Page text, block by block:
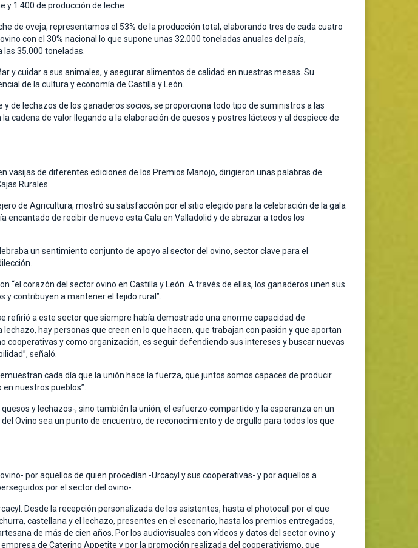
y 1.400 de producción de leche
de oveja, representamos el 53% de la producción total, elaborando tres de cada cuatro
con el 30% nacional lo que supone unas 32.000 toneladas anuales del país,
35.000 toneladas.
y cuidar a sus animales, y asegurar alimentos de calidad en nuestras mesas. Su
de la cultura y economía de Castilla y León.
de lechazos de los ganaderos socios, se proporciona todo tipo de suministros a las
cadena de valor llegando a la elaboración de quesos y postres lácteos y al despiece de
vasijas de diferentes ediciones de los Premios Manojo, dirigieron unas palabras de
Rurales.
de Agricultura, mostró su satisfacción por el sitio elegido para la celebración de la gala
de recibir de nuevo esta Gala en Valladolid y de abrazar a todos los
un sentimiento conjunto de apoyo al sector del ovino, sector clave para el
corazón del sector ovino en Castilla y León. A través de ellas, los ganaderos unen sus
y contribuyen a mantener el tejido rural”.
refirió a este sector que siempre había demostrado una enorme capacidad de
hay personas que creen en lo que hacen, que trabajan con pasión y que aportan
cooperativas y como organización, es seguir defendiendo sus intereses y buscar nuevas
señaló.
cada día que la unión hace la fuerza, que juntos somos capaces de producir
nuestros pueblos”.
y lechazos-, sino también la unión, el esfuerzo compartido y la esperanza en un
Ovino sea un punto de encuentro, de reconocimiento y de orgullo para todos los que
por aquellos de quien procedían -Urcacyl y sus cooperativas- y por aquellos a
por el sector del ovino-.
Desde la recepción personalizada de los asistentes, hasta el photocall por el que
castellana y el lechazo, presentes en el escenario, hasta los premios entregados,
de más de cien años. Por los audiovisuales con vídeos y datos del sector ovino y
de Catering Appetite y por la promoción realizada del cooperativismo, que